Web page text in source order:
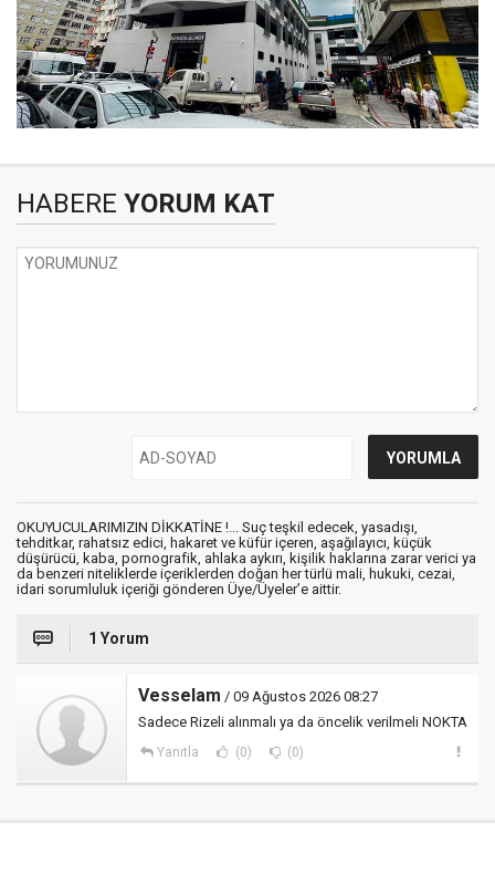
HABERE YORUM KAT
OKUYUCULARIMIZIN DİKKATİNE !... Suç teşkil edecek, yasadışı,
tehditkar, rahatsız edici, hakaret ve küfür içeren, aşağılayıcı, küçük
düşürücü, kaba, pornografik, ahlaka aykırı, kişilik haklarına zarar verici ya
da benzeri niteliklerde içeriklerden doğan her türlü mali, hukuki, cezai,
idari sorumluluk içeriği gönderen Üye/Üyeler’e aittir.
1 Yorum
Vesselam / 09 Ağustos 2026 08:27
Sadece Rizeli alınmalı ya da öncelik verilmeli NOKTA
Yanıtla (0) (0)